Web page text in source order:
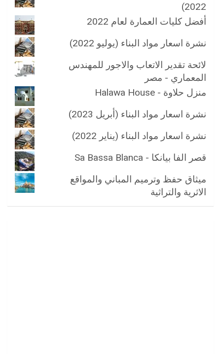
2022)
أفضل كليات العمارة لعام 2022
نشرة اسعار مواد البناء (يوليو 2022)
لائحة تقدير الاتعاب والاجور للمهندس
المعماري - مصر
منزل حلاوة - Halawa House
نشرة اسعار مواد البناء (أبريل 2023)
نشرة اسعار مواد البناء (يناير 2022)
قصر الفا بيانكا - Sa Bassa Blanca
ميثاق حفظ وترميم المباني والمواقع
الاثرية والتراثية